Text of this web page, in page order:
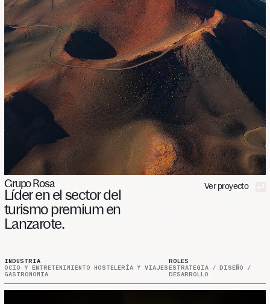
Grupo Rosa
Líderenel sectordel
turismopremium en
Lanzarote.
Ver proyecto
INDUSTRIA
OCIO Y ENTRETENIMIENTO HOSTELERÍA Y VIAJES
GASTRONOMIA
ROLES
ESTRATEGIA / DISEÑO /
DESARROLLO